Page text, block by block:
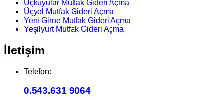
Üçkuyular Mutfak Gideri Açma
Üçyol Mutfak Gideri Açma
Yeni Girne Mutfak Gideri Açma
Yeşilyurt Mutfak Gideri Açma
İletişim
Telefon:
0.543.631 9064